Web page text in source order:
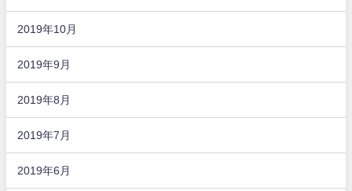
2019年10月
2019年9月
2019年8月
2019年7月
2019年6月